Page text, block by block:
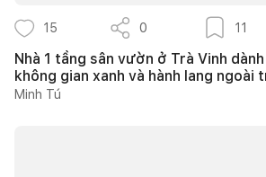
15 0 11
Nhà 1 tầng sân vườn ở Trà Vinh
không gian xanh và hành lang ngoài
Minh Tú